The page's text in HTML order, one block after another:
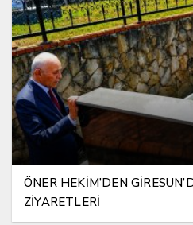
ÖNER HEKİM’DEN
ZİYARETLERİ